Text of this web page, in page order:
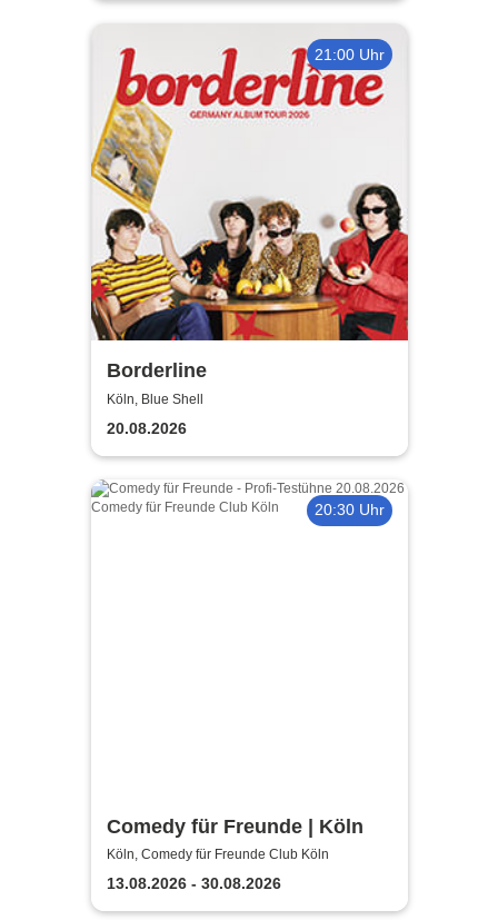
21:00 Uhr
Borderline
Köln, Blue Shell
20.08.2026
20:30 Uhr
Comedy für Freunde | Köln
Köln, Comedy für Freunde Club Köln
13.08.2026 - 30.08.2026